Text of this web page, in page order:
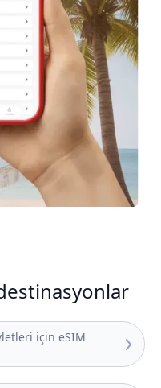
için eSIM